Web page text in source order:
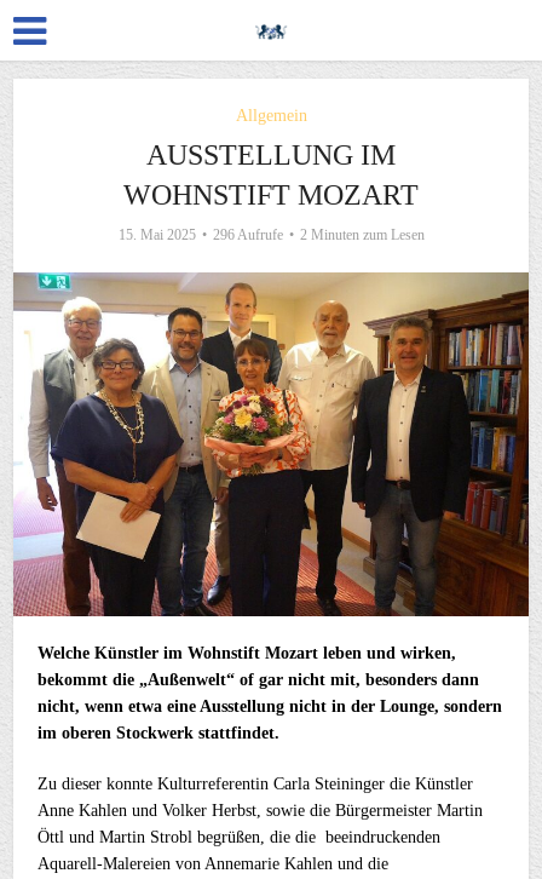
Allgemein
AUSSTELLUNG IM
WOHNSTIFT MOZART
15. Mai 2025 296 Aufrufe 2 Minuten zum Lesen
Welche Künstler im Wohnstift Mozart leben und wirken,
bekommt die „Außenwelt“ of gar nicht mit, besonders dann
nicht, wenn etwa eine Ausstellung nicht in der Lounge, sondern
im oberen Stockwerk stattfindet.
Zu dieser konnte Kulturreferentin Carla Steininger die Künstler
Anne Kahlen und Volker Herbst, sowie die Bürgermeister Martin
Öttl und Martin Strobl begrüßen, die die beeindruckenden
Aquarell-Malereien von Annemarie Kahlen und die